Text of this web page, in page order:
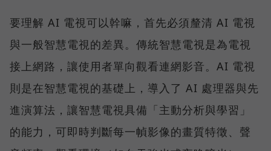
要理解 AI 電視可以幹嘛，首先必須釐清 AI 電視
與一般智慧電視的差異。傳統智慧電視是為電視
接上網路，讓使用者單向觀看連網影音。AI 電視
則是在智慧電視的基礎上，導入了 AI 處理器與先
進演算法，讓智慧電視具備「主動分析與學習」
的能力，可即時判斷每一幀影像的畫質特徵、聲